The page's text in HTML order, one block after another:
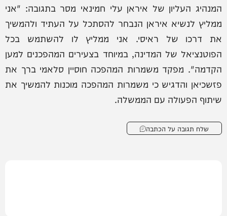
המנהיג העליון של איראן עלי חמינאי מסר בתגובה: "אני
ממליץ לנשיא איראן הנבחר להסתכל על העתיד ולהמשיך
את דרכו של ראיסי. אני ממליץ לו להשתמש בכל
הפוטנציאל של המדינה, במיוחד בצעירים המהפכנים למען
הקדמה". מפקד משמרות המהפכה חוסיין סלאמי ברך את
פזשכיאן והדגיש כי משמרות המהפכה מוכנות להמשיך את
שיתוף הפעולה עם הממשלה.
שלח תגובה על הכתבה